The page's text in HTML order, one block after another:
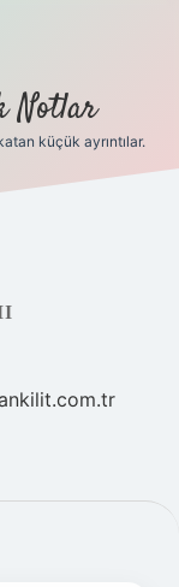
Notlar
küçük ayrıntılar.